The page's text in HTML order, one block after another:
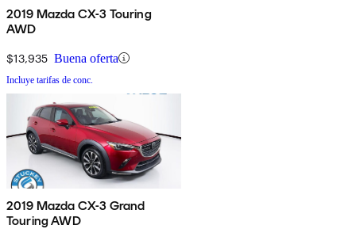
2019 Mazda CX-3 Touring
AWD
$13,935 Buena oferta
Incluye tarifas de conc.
2019 Mazda CX-3 Grand
Touring AWD